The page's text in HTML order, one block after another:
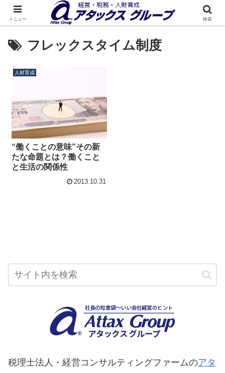
フレックスタイム制度
人材育成
“働くことの意味”その新
たな命題とは？働くこと
と生活の関係性
2013.10.31
税理士法人・経営コンサルティングファームのアタ
メニュー 検索